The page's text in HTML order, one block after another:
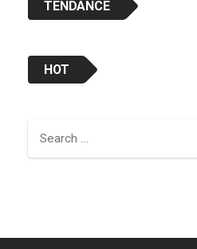
TENDANCE
HOT